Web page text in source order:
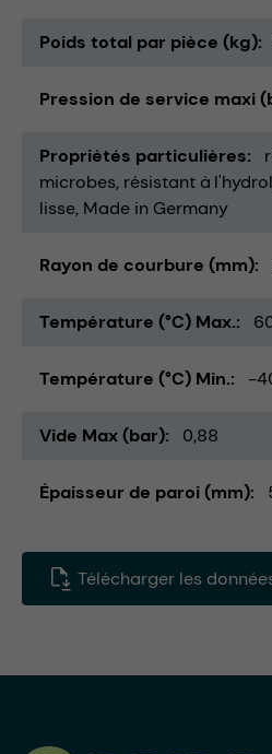
Poids total par pièce (kg)
Pression de service maxi
Propriétés particulières
microbes résistant à
lisse Made in Germany
Rayon de courbure (mm)
Température (°C) Max.
Température (°C) Min. -
Vide Max (bar) 0,88
Épaisseur de paroi (mm)
Télécharger les